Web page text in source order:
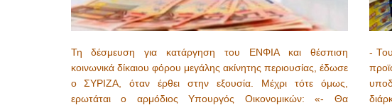
Τη δέσμευση για κατάργηση του ΕΝΦΙΑ και θέσπιση
κοινωνικά δίκαιου φόρου μεγάλης ακίνητης περιουσίας, έδωσε
ο ΣΥΡΙΖΑ, όταν έρθει στην εξουσία. Μέχρι τότε όμως,
ερωτάται ο αρμόδιος Υπουργός Οικονομικών: «- Θα
-